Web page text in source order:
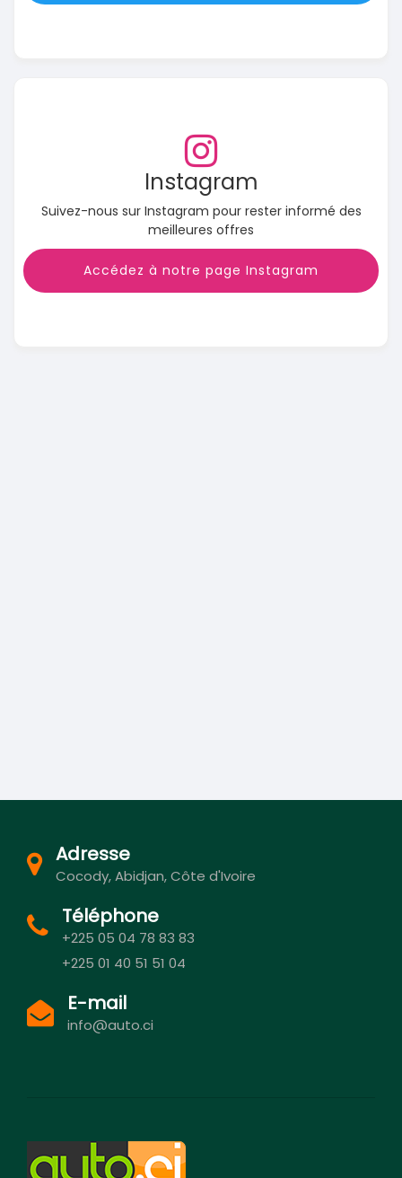
Instagram
Suivez-nous sur Instagram pour rester informé des
meilleures offres
Accédez à notre page Instagram
Adresse
Cocody, Abidjan, Côte d'Ivoire
Téléphone
+225 05 04 78 83 83
+225 01 40 51 51 04
E-mail
info@auto.ci